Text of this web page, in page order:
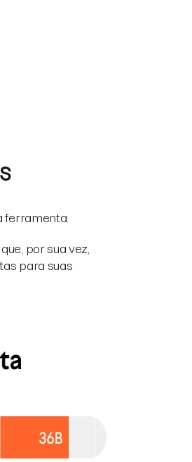
ferramenta.
por sua vez,
para suas